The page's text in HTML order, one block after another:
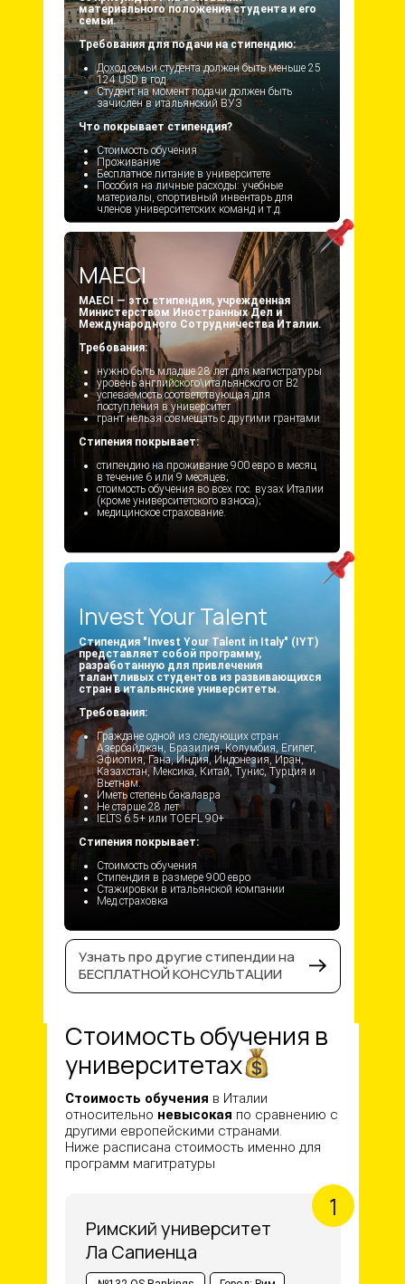
материального положения студента и его
семьи.
Требования для подачи на стипендию:
Доход семьи студента должен быть меньше 25
124 USD в год
Студент на момент подачи должен быть
зачислен в итальянский ВУЗ
Что покрывает стипендия?
Стоимость обучения
Проживание
Бесплатное питание в университете
Пособия на личные расходы: учебные
материалы, спортивный инвентарь для
членов университетских команд и т.д.
MAECI
MAECI — это стипендия, учрежденная
Министерством Иностранных Дел и
Международного Сотрудничества Италии.
Требования:
нужно быть младше 28 лет для магистратуры
уровень английского\итальянского от B2
успеваемость соответствующая для
поступления в университет
грант нельзя совмещать с другими грантами
Стипения покрывает:
стипендию на проживание 900 евро в месяц
в течение 6 или 9 месяцев;
стоимость обучения во всех гос. вузах Италии
(кроме университетского взноса);
медицинское страхование.
Invest Your Talent
Стипендия "Invest Your Talent in Italy" (IYT)
представляет собой программу,
разработанную для привлечения
талантливых студентов из развивающихся
стран в итальянские университеты.
Требования:
Граждане одной из следующих стран:
Азербайджан, Бразилия, Колумбия, Египет,
Эфиопия, Гана, Индия, Индонезия, Иран,
Казахстан, Мексика, Китай, Тунис, Турция и
Вьетнам.
Иметь степень бакалавра
Не старше 28 лет
IELTS 6.5+ или TOEFL 90+
Стипения покрывает:
Стоимость обучения
Стипендия в размере 900 евро
Стажировки в итальянской компании
Мед.страховка
Узнать про другие стипендии на
БЕСПЛАТНОЙ КОНСУЛЬТАЦИИ
Стоимость обучения в
университетах
Стоимость обучения в Италии
относительно невысокая по сравнению с
другими европейскими странами.
Ниже расписана стоимость именно для
программ магитратуры
Римский университет
Ла Сапиенца